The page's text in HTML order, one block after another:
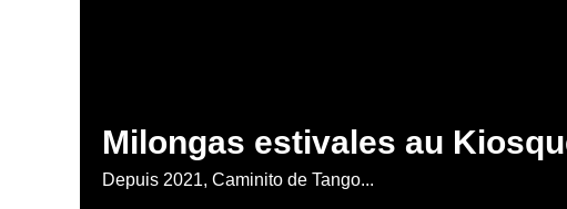
Milongas estivales au
Depuis 2021, Caminito de Tango...